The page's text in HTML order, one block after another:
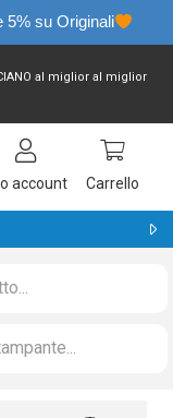
5% su Originali
al miglior al miglior
account Carrello